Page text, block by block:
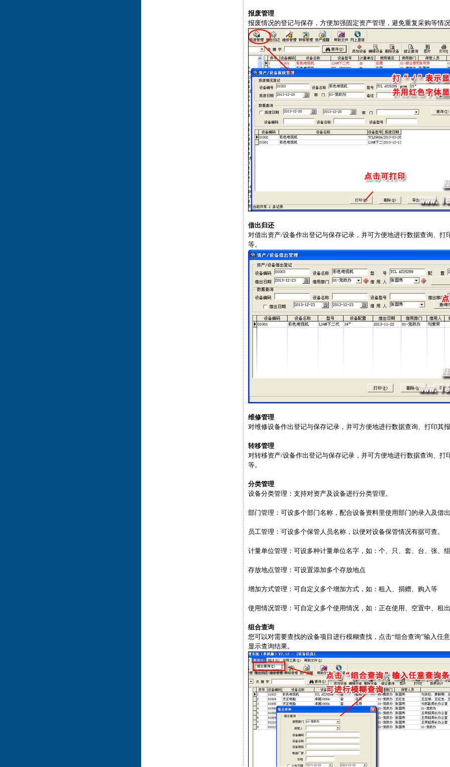
报废管理
报废情况的登记与保存，方便加强固定资产管理，避免重复采购等情
借出归还
对借出资产/设备作出登记与保存记录，并可方便地进行数据查询、打
等。
维修管理
对维修设备作出登记与保存记录，并可方便地进行数据查询、打印其
转移管理
对转移资产/设备作出登记与保存记录，并可方便地进行数据查询、打
等。
分类管理
设备分类管理：支持对资产及设备进行分类管理。
部门管理：可设多个部门名称，配合设备资料里使用部门的录入及借
员工管理：可设多个保管人员名称，以便对设备保管情况有据可查。
计量单位管理：可设多种计量单位名字，如：个、只、套、台、张、
存放地点管理：可设置添加多个存放地点
增加方式管理：可自定义多个增加方式，如：租入、捐赠、购入等
使用情况管理：可自定义多个使用情况，如：正在使用、空置中、租
组合查询
您可以对需要查找的设备项目进行模糊查找，点击“组合查询”输入任
显示查询结果。